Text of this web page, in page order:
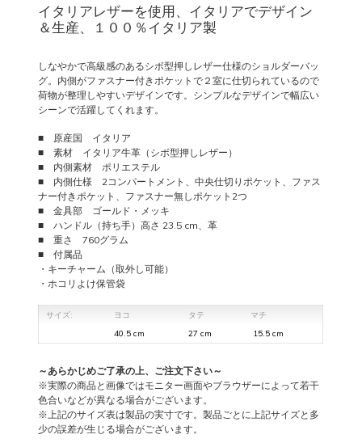
イタリアレザーを使用、イタリアでデザイン
＆生産、１００％イタリア製
しなやかで高級感のあるシボ型押しレザー仕様のショルダーバッ
グ。内側がファスナー付きポケットで２室に仕切られているので
荷物が整理しやすいデザインです。シンプルなデザインで幅広い
シーンで活躍してくれます。
■ 原産国 イタリア
■ 素材 イタリア牛革（シボ型押しレザー）
■ 内側素材 ポリエステル
■ 内側仕様 2コンパートメント、中央仕切りポケット、ファス
ナー付きポケット、ファスナー無しポケット2つ
■ 金具部 ゴールド・メッキ
■ ハンドル（持ち手）高さ 23.5 cm、革
■ 重さ 760グラム
■ 付属品
・キーチャーム（取外し可能）
・ホコリよけ保管袋
サイズ: ヨコ タテ
マチ
40.5 cm
27 cm 15.5 cm
～あらかじめご了承の上、ご注文下さい～
※実際の商品と画像ではモニター画面やブラウザーによって若干
色合いなどが異なる場合がございます。
※上記のサイズ表は製品の実寸です。製品ごとに上記サイズと多
少の誤差が生じる場合がございます。